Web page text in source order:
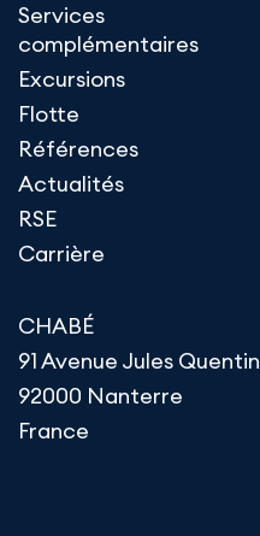
Services
complémentaires
Excursions
Flotte
Références
Actualités
RSE
Carrière
CHABÉ
91 Avenue Jules Quentin
92000 Nanterre
France